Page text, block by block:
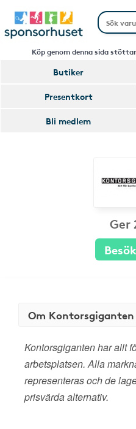
Köp genom denna sida
Butiker
Presentkort
Bli medlem
Ger
Om Kontorsgiganten
Kontorsgiganten har allt
arbetsplatsen. Alla
representeras och de
prisvärda alternativ.